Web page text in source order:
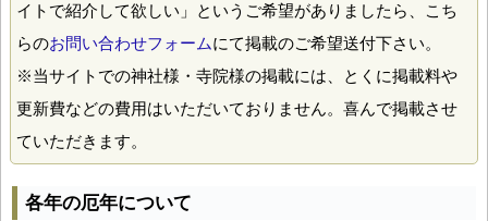
イトで紹介して欲しい」というご希望がありましたら、こち
らのお問い合わせフォームにて掲載のご希望送付下さい。
※当サイトでの神社様・寺院様の掲載には、とくに掲載料や
更新費などの費用はいただいておりません。喜んで掲載させ
ていただきます。
各年の厄年について